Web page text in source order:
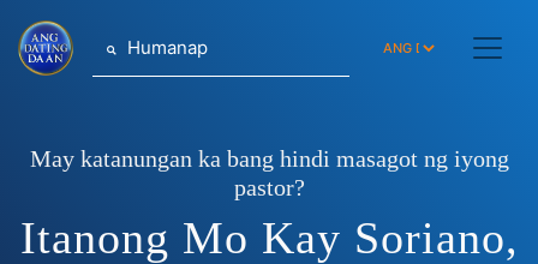
Humanap
May katanungan ka bang hindi masagot ng iyong
pastor?
Itanong Mo Kay Soriano,